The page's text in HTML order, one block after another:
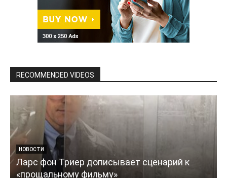
RECOMMENDED VIDEOS
НОВОСТИ
Ларс фон Триер дописывает сценарий к
«прощальному фильму»